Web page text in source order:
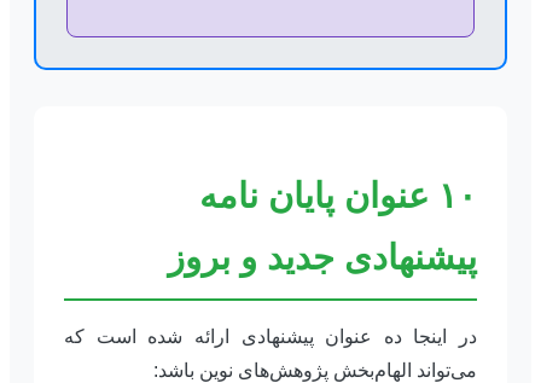
۱۰ عنوان پایان نامه
پیشنهادی جدید و بروز
در اینجا ده عنوان پیشنهادی ارائه شده است که
می‌تواند الهام‌بخش پژوهش‌های نوین باشد: